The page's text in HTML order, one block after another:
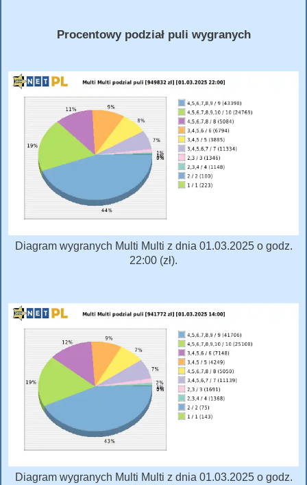
Procentowy podział puli wygranych
Diagram wygranych Multi Multi z dnia 01.03.2025 o godz.
22:00 (zł).
Diagram wygranych Multi Multi z dnia 01.03.2025 o godz.